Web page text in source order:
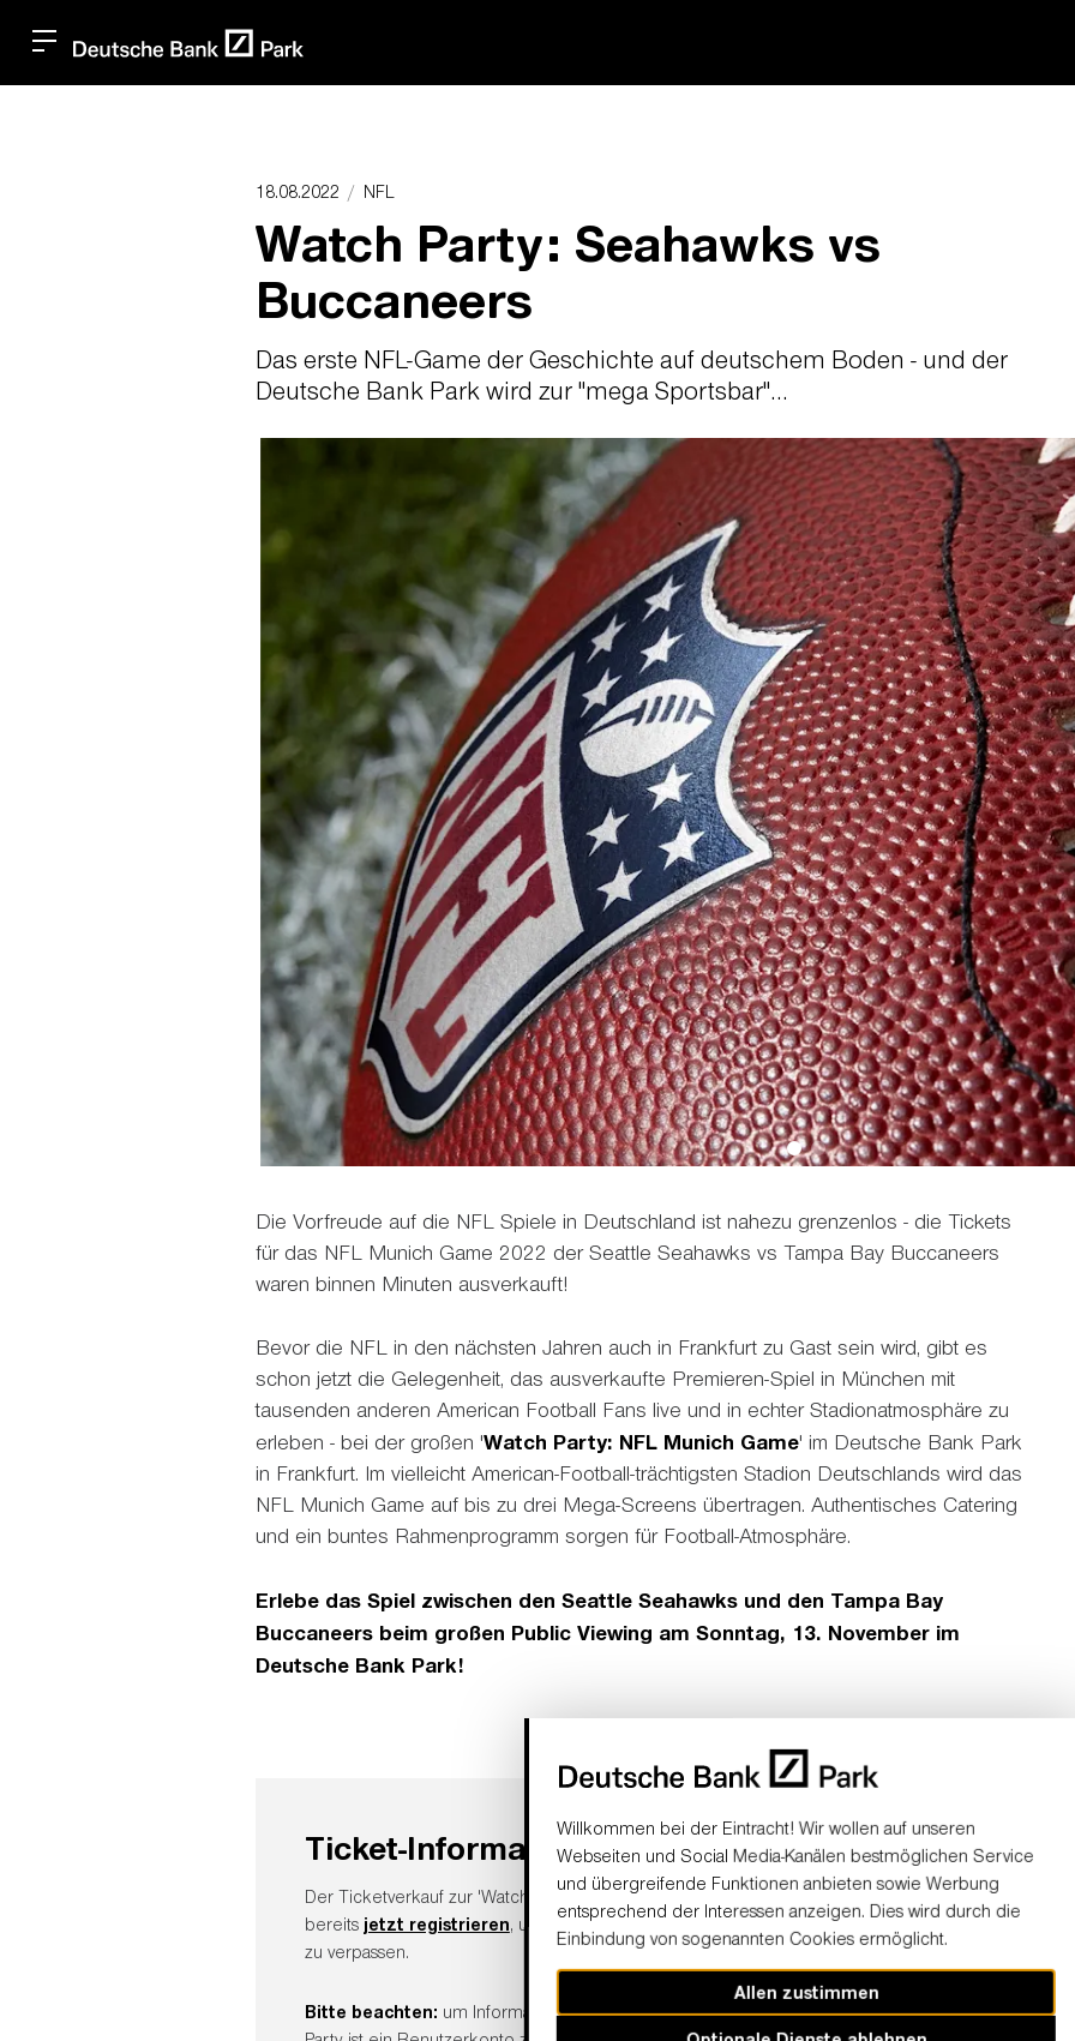
18.08.2022 NFL
Watch Party: Seahawks vs
Buccaneers
Das erste NFL-Game der Geschichte auf deutschem Boden - und der
Deutsche Bank Park wird zur "mega Sportsbar"...
Die Vorfreude auf die NFL Spiele in Deutschland ist nahezu grenzenlos - die Tickets
für das NFL Munich Game 2022 der Seattle Seahawks vs Tampa Bay Buccaneers
waren binnen Minuten ausverkauft!
Bevor die NFL in den nächsten Jahren auch in Frankfurt zu Gast sein wird, gibt es
schon jetzt die Gelegenheit, das ausverkaufte Premieren-Spiel in München mit
tausenden anderen American Football Fans live und in echter Stadionatmosphäre zu
erleben - bei der großen 'Watch Party: NFL Munich Game' im Deutsche Bank Park
in Frankfurt. Im vielleicht American-Football-trächtigsten Stadion Deutschlands wird das
NFL Munich Game auf bis zu drei Mega-Screens übertragen. Authentisches Catering
und ein buntes Rahmenprogramm sorgen für Football-Atmosphäre.
Erlebe das Spiel zwischen den Seattle Seahawks und den Tampa Bay
Buccaneers beim großen Public Viewing am Sonntag, 13. November im
Deutsche Bank Park!
Ticket-Informationen
Der Ticketverkauf zur 'Watch Party: NFL Munich Game' hat noch nicht begonnen. Du kannst dich
bereits jetzt registrieren, um keine News rund um die Watch Party sowie das NFL Frankfurt
zu verpassen.
Bitte beachten: um Informationen per E-Mail zu erhalten sowie für den Kauf von Tickets zur
Willkommen bei der Eintracht! Wir wollen auf unseren
Webseiten und Social Media-Kanälen bestmöglichen Service
und übergreifende Funktionen anbieten sowie Werbung
entsprechend der Interessen anzeigen. Dies wird durch die
Einbindung von sogenannten Cookies ermöglicht.
Allen zustimmen